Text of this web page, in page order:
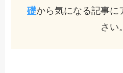
礎から気になる記事に
さい。